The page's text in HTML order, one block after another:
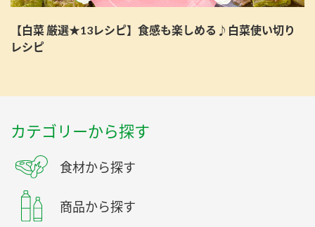
【白菜 厳選★13レシピ】食感も楽しめる♪白菜使い切り
レシピ
カテゴリーから探す
食材から探す
商品から探す